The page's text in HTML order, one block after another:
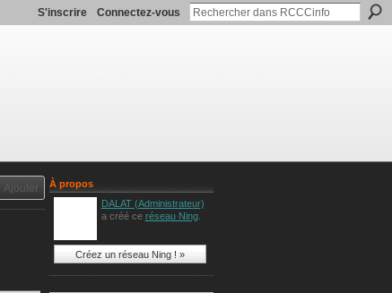
S'inscrire Connectez-vous
Ajouter
À propos
DALAT (Administrateur)
a créé ce réseau Ning.
Créez un réseau Ning ! »